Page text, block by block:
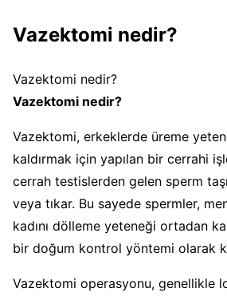
Vazektomi nedir?
Vazektomi nedir?
Vazektomi nedir?
Vazektomi, erkeklerde üreme
kaldırmak için yapılan bir cerrahi
cerrah testislerden gelen sperm
veya tıkar. Bu sayede spermler,
kadını dölleme yeteneği ortadan
bir doğum kontrol yöntemi olarak
Vazektomi operasyonu, genellikle